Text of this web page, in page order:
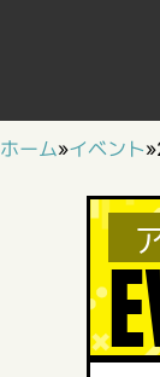
ホーム»イベント»